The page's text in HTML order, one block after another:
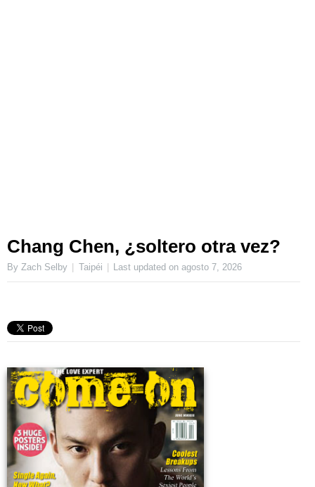
Chang Chen, ¿soltero otra vez?
By Zach Selby Taipéi Last updated onagosto 7, 2026